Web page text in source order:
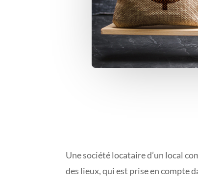
Une société locataire d’un local
des lieux, qui est prise en compte